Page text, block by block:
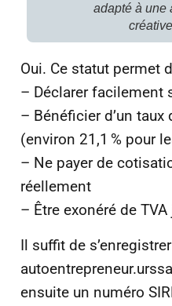
adapté à une
créative
Oui. Ce statut permet
– Déclarer facilement
– Bénéficier d’un taux
(environ 21,1 % pour
– Ne payer de
réellement
– Être exonéré de
Il suffit de
ensuite un numéro